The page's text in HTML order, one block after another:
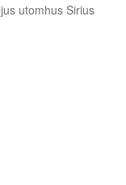
utomhus Sirius